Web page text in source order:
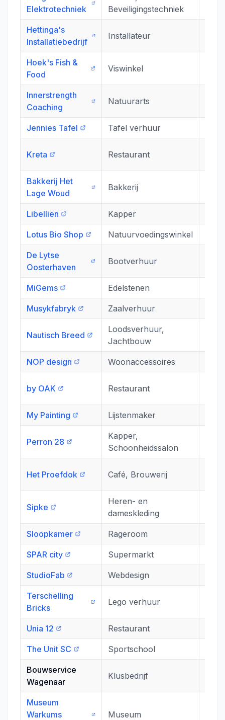
Elektrotechniek
Beveiligingstechniek
Hettinga's
Installatiebedrijf
Installateur
Hoek's Fish &
Food
Viswinkel
Innerstrength
Coaching
Natuurarts
Jennies Tafel Tafel verhuur
Kreta Restaurant
Bakkerij Het
Lage Woud
Bakkerij
Libellien Kapper
Lotus Bio Shop Natuurvoedingswinkel
De Lytse
Oosterhaven
Bootverhuur
MiGems Edelstenen
Musykfabryk Zaalverhuur
Nautisch Breed
Loodsverhuur,
Jachtbouw
NOP design Woonaccessoires
by OAK Restaurant
My Painting Lijstenmaker
Perron 28
Kapper,
Schoonheidssalon
Het Proefdok Café, Brouwerij
Sipke
Heren- en
dameskleding
Sloopkamer Rageroom
SPAR city Supermarkt
StudioFab Webdesign
Terschelling
Bricks
Lego verhuur
Unia 12 Restaurant
The Unit SC Sportschool
Bouwservice
Wagenaar
Klusbedrijf
Museum
Warkums
Museum